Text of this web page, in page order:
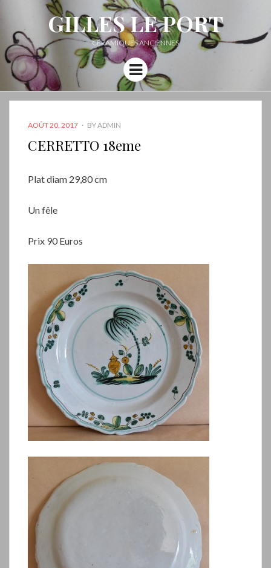
GILLES LE PORT
CÉRAMIQUES ANCIENNES
Menu
POSTED
AOÛT 20, 2017 BYADMIN
CERRETTO 18eme
Plat diam 29,80 cm
Un fêle
Prix 90 Euros